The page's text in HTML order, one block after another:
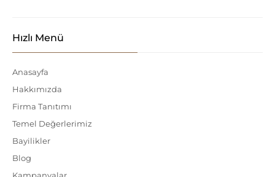
Hızlı Menü
Anasayfa
Hakkımızda
Firma Tanıtımı
Temel Değerlerimiz
Bayilikler
Blog